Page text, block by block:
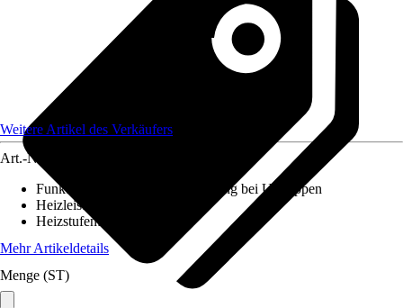
Weitere Artikel des Verkäufers
Art.-Nr.
Funktionen
Sicherheitsabschaltung bei Umkippen
Heizleistung
Heizstufen:
Mehr Artikeldetails
Menge (ST)